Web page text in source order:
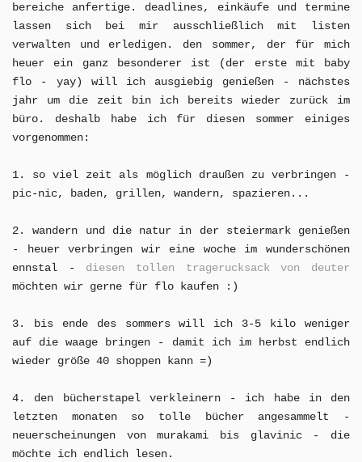
bereiche anfertige. deadlines, einkäufe und termine
lassen sich bei mir ausschließlich mit listen
verwalten und erledigen. den sommer, der für mich
heuer ein ganz besonderer ist (der erste mit baby
flo - yay) will ich ausgiebig genießen - nächstes
jahr um die zeit bin ich bereits wieder zurück im
büro. deshalb habe ich für diesen sommer einiges
vorgenommen:
1. so viel zeit als möglich draußen zu verbringen -
pic-nic, baden, grillen, wandern, spazieren...
2. wandern und die natur in der steiermark genießen
- heuer verbringen wir eine woche im wunderschönen
ennstal - diesen tollen tragerucksack von deuter
möchten wir gerne für flo kaufen :)
3. bis ende des sommers will ich 3-5 kilo weniger
auf die waage bringen - damit ich im herbst endlich
wieder größe 40 shoppen kann =)
4. den bücherstapel verkleinern - ich habe in den
letzten monaten so tolle bücher angesammelt -
neuerscheinungen von murakami bis glavinic - die
möchte ich endlich lesen.